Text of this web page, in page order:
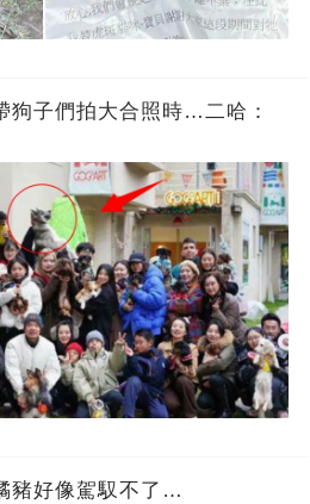
狗子們拍大合照時…二哈：
豬好像駕馭不了…